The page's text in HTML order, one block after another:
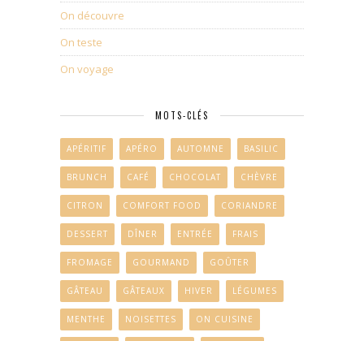
On découvre
On teste
On voyage
MOTS-CLÉS
APÉRITIF APÉRO AUTOMNE BASILIC
BRUNCH CAFÉ CHOCOLAT CHÈVRE
CITRON COMFORT FOOD CORIANDRE
DESSERT DÎNER ENTRÉE FRAIS
FROMAGE GOURMAND GOÛTER
GÂTEAU GÂTEAUX HIVER LÉGUMES
MENTHE NOISETTES ON CUISINE